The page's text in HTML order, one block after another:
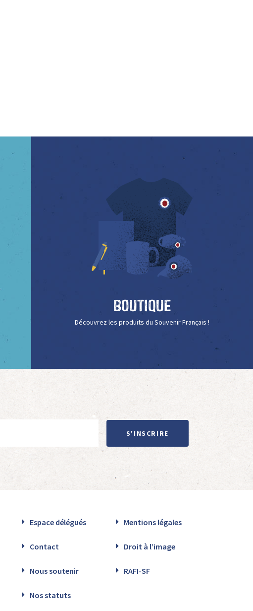
Boutique
Découvrez les produits du Souvenir Français !
S'INSCRIRE
Espace délégués Mentions légales
Contact Droit à l’image
Nous soutenir RAFI-SF
Nos statuts